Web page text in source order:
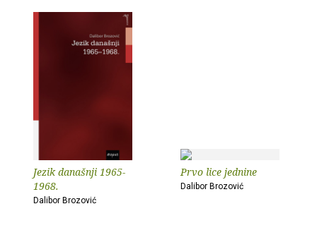
Jezik današnji 1965-
1968.
Dalibor Brozović
Prvo lice jednine
Dalibor Brozović